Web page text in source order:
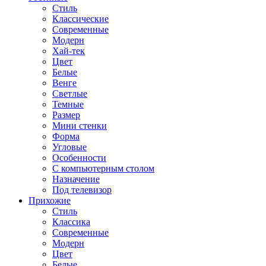
Стиль
Классические
Современные
Модерн
Хай-тек
Цвет
Белые
Венге
Светлые
Темные
Размер
Мини стенки
Форма
Угловые
Особенности
С компьютерным столом
Назначение
Под телевизор
Прихожие
Стиль
Классика
Современные
Модерн
Цвет